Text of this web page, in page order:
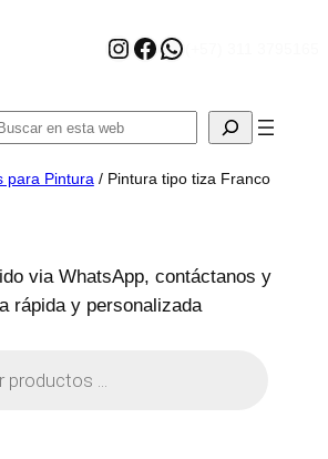
Instagram
Facebook
WhatsApp
para Pintura / Pintura tipo tiza Franco
via WhatsApp, contáctanos y
rápida y personalizada